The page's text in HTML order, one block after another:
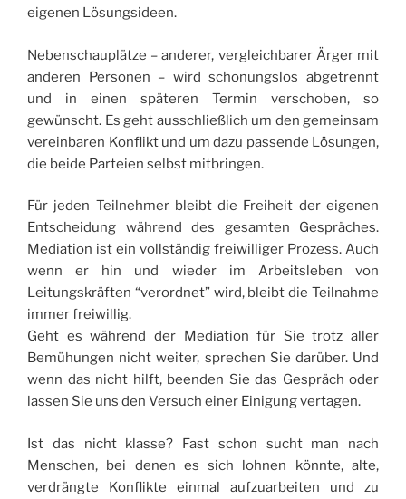
eigenen Lösungsideen.
Nebenschauplätze – anderer, vergleichbarer Ärger mit
anderen Personen – wird schonungslos abgetrennt
und in einen späteren Termin verschoben, so
gewünscht. Es geht ausschließlich um den gemeinsam
vereinbaren Konflikt und um dazu passende Lösungen,
die beide Parteien selbst mitbringen.
Für jeden Teilnehmer bleibt die Freiheit der eigenen
Entscheidung während des gesamten Gespräches.
Mediation ist ein vollständig freiwilliger Prozess. Auch
wenn er hin und wieder im Arbeitsleben von
Leitungskräften “verordnet” wird, bleibt die Teilnahme
immer freiwillig.
Geht es während der Mediation für Sie trotz aller
Bemühungen nicht weiter, sprechen Sie darüber. Und
wenn das nicht hilft, beenden Sie das Gespräch oder
lassen Sie uns den Versuch einer Einigung vertagen.
Ist das nicht klasse? Fast schon sucht man nach
Menschen, bei denen es sich lohnen könnte, alte,
verdrängte Konflikte einmal aufzuarbeiten und zu